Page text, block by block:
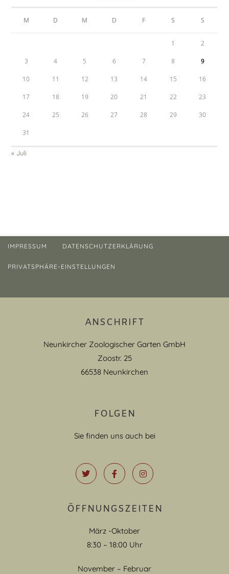
M D M D F S S
1 2
3 4 5 6 7 8 9
10 11 12 13 14 15 16
17 18 19 20 21 22 23
24 25 26 27 28 29 30
31
« Juli
IMPRESSUM DATENSCHUTZERKLÄRUNG
PRIVATSPHÄRE-EINSTELLUNGEN
ANSCHRIFT
Neunkircher Zoologischer Garten GmbH
Zoostr. 25
66538 Neunkirchen
FOLGEN
Sie finden uns auch bei
ÖFFNUNGSZEITEN
März -Oktober
8:30 – 18:00 Uhr
November – Februar